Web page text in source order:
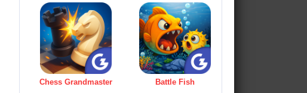
Chess Grandmaster Battle Fish